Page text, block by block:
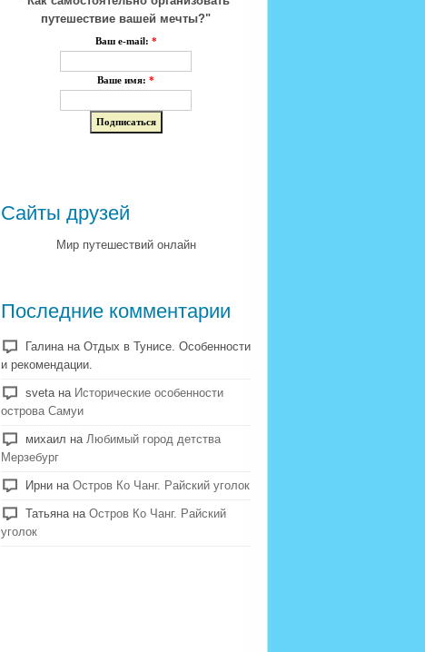
путешествие вашей мечты?"
Ваш e-mail: *
Ваше имя: *
Сайты друзей
Мир путешествий онлайн
Последние комментарии
Галина на Отдых в Тунисе. Особенности
и рекомендации.
sveta на Исторические особенности
острова Самуи
михаил на Любимый город детства
Мерзебург
Ирни на Остров Ко Чанг. Райский уголок
Татьяна на Остров Ко Чанг. Райский
уголок